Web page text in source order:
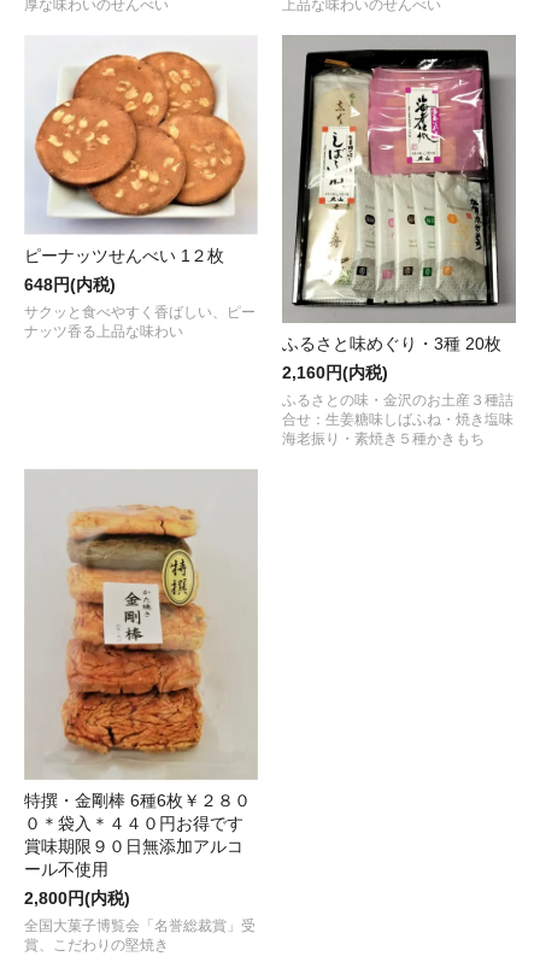
厚な味わいのせんべい
上品な味わいのせんべい
ピーナッツせんべい 1２枚
648円(内税)
サクッと食べやすく香ばしい、ピー
ナッツ香る上品な味わい
ふるさと味めぐり・3種 20枚
2,160円(内税)
ふるさとの味・金沢のお土産３種詰
合せ：生姜糖味しばふね・焼き塩味
海老振り・素焼き５種かきもち
特撰・金剛棒 6種6枚￥２８０
０＊袋入＊４４０円お得です
賞味期限９０日無添加アルコ
ール不使用
2,800円(内税)
全国大菓子博覧会「名誉総裁賞」受
賞、こだわりの堅焼き